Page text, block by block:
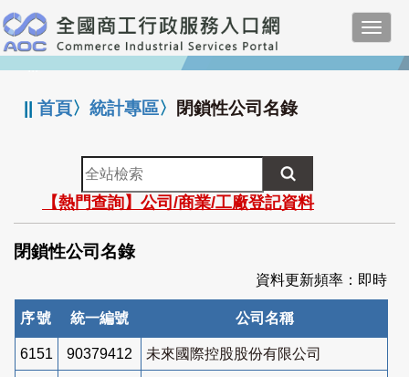
跳
到
主
要
:::
||首頁〉統計專區〉 閉鎖性公司名錄
全
站
檢
索
【熱門查詢】公司/商業/工廠登記資料
閉鎖性公司名錄
資料更新頻率：即時
序號 統一編號 公司名稱
6151 90379412 未來國際控股股份有限公司